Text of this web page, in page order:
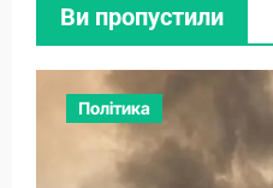
Ви пропустили
Політика